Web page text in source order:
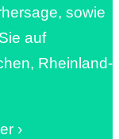
sowie
auf
Rheinland-
›